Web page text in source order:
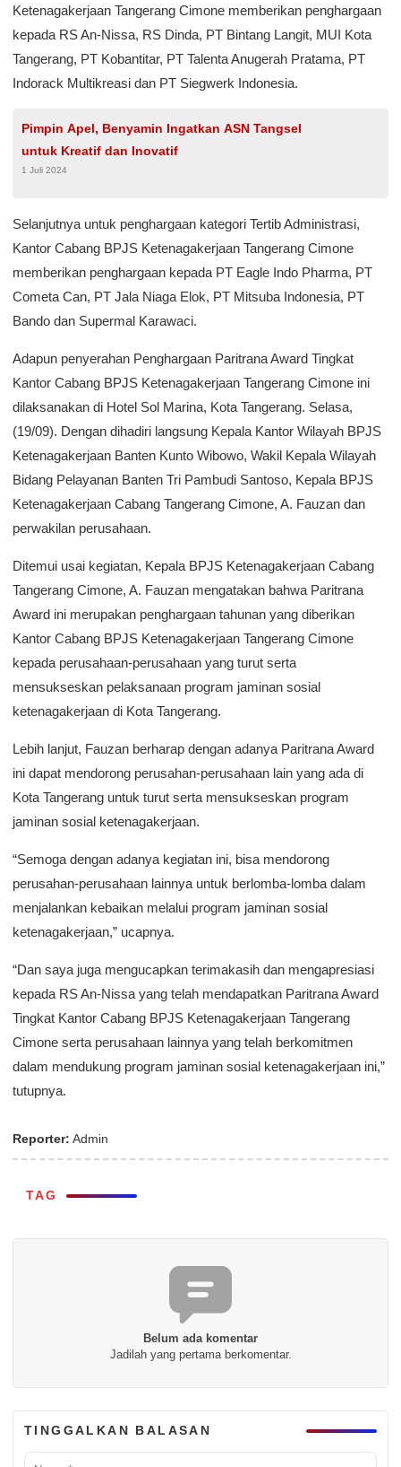
Ketenagakerjaan Tangerang Cimone memberikan penghargaan
kepada RS An-Nissa, RS Dinda, PT Bintang Langit, MUI Kota
Tangerang, PT Kobantitar, PT Talenta Anugerah Pratama, PT
Indorack Multikreasi dan PT Siegwerk Indonesia.
Pimpin Apel, Benyamin Ingatkan ASN Tangsel
untuk Kreatif dan Inovatif
1 Juli 2024
Selanjutnya untuk penghargaan kategori Tertib Administrasi,
Kantor Cabang BPJS Ketenagakerjaan Tangerang Cimone
memberikan penghargaan kepada PT Eagle Indo Pharma, PT
Cometa Can, PT Jala Niaga Elok, PT Mitsuba Indonesia, PT
Bando dan Supermal Karawaci.
Adapun penyerahan Penghargaan Paritrana Award Tingkat
Kantor Cabang BPJS Ketenagakerjaan Tangerang Cimone ini
dilaksanakan di Hotel Sol Marina, Kota Tangerang. Selasa,
(19/09). Dengan dihadiri langsung Kepala Kantor Wilayah BPJS
Ketenagakerjaan Banten Kunto Wibowo, Wakil Kepala Wilayah
Bidang Pelayanan Banten Tri Pambudi Santoso, Kepala BPJS
Ketenagakerjaan Cabang Tangerang Cimone, A. Fauzan dan
perwakilan perusahaan.
Ditemui usai kegiatan, Kepala BPJS Ketenagakerjaan Cabang
Tangerang Cimone, A. Fauzan mengatakan bahwa Paritrana
Award ini merupakan penghargaan tahunan yang diberikan
Kantor Cabang BPJS Ketenagakerjaan Tangerang Cimone
kepada perusahaan-perusahaan yang turut serta
mensukseskan pelaksanaan program jaminan sosial
ketenagakerjaan di Kota Tangerang.
Lebih lanjut, Fauzan berharap dengan adanya Paritrana Award
ini dapat mendorong perusahan-perusahaan lain yang ada di
Kota Tangerang untuk turut serta mensukseskan program
jaminan sosial ketenagakerjaan.
“Semoga dengan adanya kegiatan ini, bisa mendorong
perusahan-perusahaan lainnya untuk berlomba-lomba dalam
menjalankan kebaikan melalui program jaminan sosial
ketenagakerjaan,” ucapnya.
“Dan saya juga mengucapkan terimakasih dan mengapresiasi
kepada RS An-Nissa yang telah mendapatkan Paritrana Award
Tingkat Kantor Cabang BPJS Ketenagakerjaan Tangerang
Cimone serta perusahaan lainnya yang telah berkomitmen
dalam mendukung program jaminan sosial ketenagakerjaan ini,”
tutupnya.
Reporter: Admin
TAG
Belum ada komentar
Jadilah yang pertama berkomentar.
TINGGALKAN BALASAN